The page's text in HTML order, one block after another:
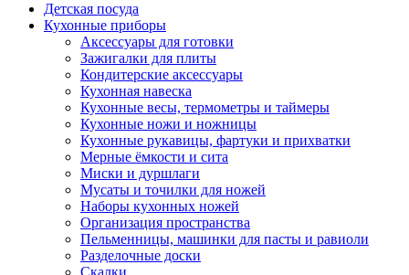
Детская посуда
Кухонные приборы
Аксессуары для готовки
Зажигалки для плиты
Кондитерские аксессуары
Кухонная навеска
Кухонные весы, термометры и таймеры
Кухонные ножи и ножницы
Кухонные рукавицы, фартуки и прихватки
Мерные ёмкости и сита
Миски и дуршлаги
Мусаты и точилки для ножей
Наборы кухонных ножей
Организация пространства
Пельменницы, машинки для пасты и равиоли
Разделочные доски
Скалки